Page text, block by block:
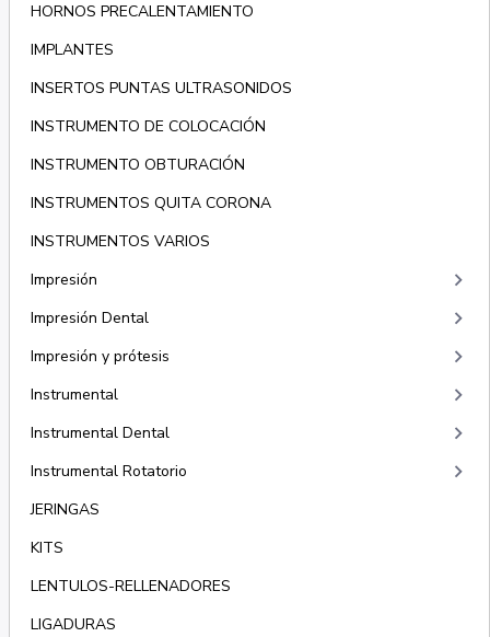
HORNOS PRECALENTAMIENTO
IMPLANTES
INSERTOS PUNTAS ULTRASONIDOS
INSTRUMENTO DE COLOCACIÓN
INSTRUMENTO OBTURACIÓN
INSTRUMENTOS QUITA CORONA
INSTRUMENTOS VARIOS
Impresión
keyboard_arrow_right
Impresión Dental keyboard_arrow_right
Impresión y prótesis keyboard_arrow_right
Instrumental keyboard_arrow_right
Instrumental Dental keyboard_arrow_right
Instrumental Rotatorio keyboard_arrow_right
JERINGAS
KITS
LENTULOS-RELLENADORES
LIGADURAS